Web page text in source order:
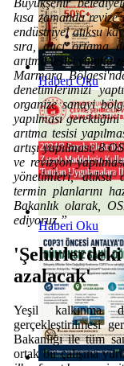
Haberi Oku
Haberi Oku
Büyükşehir
kısa zamanda
endüstriyel atıksu
sıra, alıcı ortama
arıtma tesisi yapma
Marmara
denetimlerimizi
organize sanayi
yapılması
arıtma tesisi
artışı yapılması, 8
ve revizyon
yönetimleri, atıksu
termin planlarını
Bakanlık olarak,
ediyoruz.”
azalacak'
Yeşil kalkınma
gerçekleştirilmesi
Bakanlığı ile tüm
ortak bir çalışma